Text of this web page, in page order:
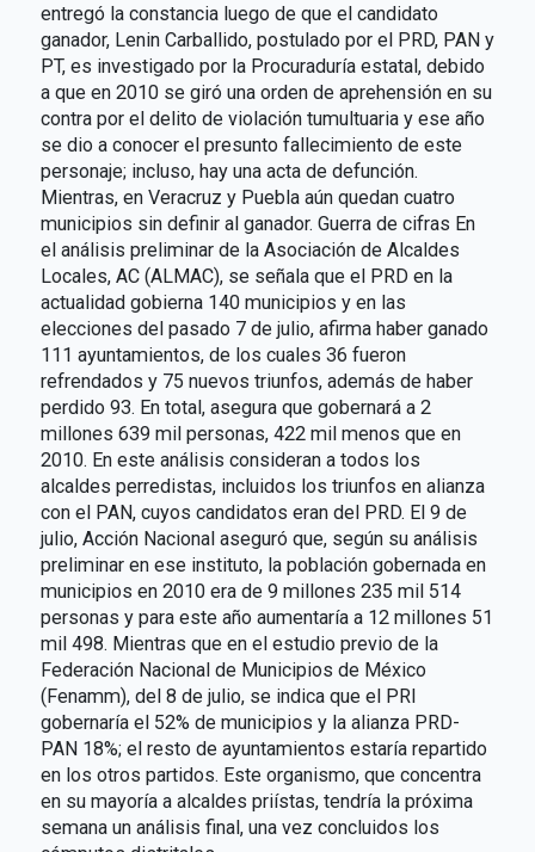
entregó la constancia luego de que el candidato
ganador, Lenin Carballido, postulado por el PRD, PAN y
PT, es investigado por la Procuraduría estatal, debido
a que en 2010 se giró una orden de aprehensión en su
contra por el delito de violación tumultuaria y ese año
se dio a conocer el presunto fallecimiento de este
personaje; incluso, hay una acta de defunción.
Mientras, en Veracruz y Puebla aún quedan cuatro
municipios sin definir al ganador. Guerra de cifras En
el análisis preliminar de la Asociación de Alcaldes
Locales, AC (ALMAC), se señala que el PRD en la
actualidad gobierna 140 municipios y en las
elecciones del pasado 7 de julio, afirma haber ganado
111 ayuntamientos, de los cuales 36 fueron
refrendados y 75 nuevos triunfos, además de haber
perdido 93. En total, asegura que gobernará a 2
millones 639 mil personas, 422 mil menos que en
2010. En este análisis consideran a todos los
alcaldes perredistas, incluidos los triunfos en alianza
con el PAN, cuyos candidatos eran del PRD. El 9 de
julio, Acción Nacional aseguró que, según su análisis
preliminar en ese instituto, la población gobernada en
municipios en 2010 era de 9 millones 235 mil 514
personas y para este año aumentaría a 12 millones 51
mil 498. Mientras que en el estudio previo de la
Federación Nacional de Municipios de México
(Fenamm), del 8 de julio, se indica que el PRI
gobernaría el 52% de municipios y la alianza PRD-
PAN 18%; el resto de ayuntamientos estaría repartido
en los otros partidos. Este organismo, que concentra
en su mayoría a alcaldes priístas, tendría la próxima
semana un análisis final, una vez concluidos los